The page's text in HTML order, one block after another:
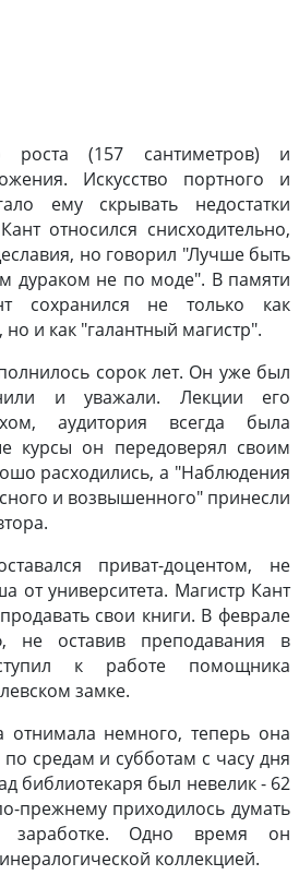
роста (157 сантиметров) и
Искусство портного и
ему скрывать недостатки
относился снисходительно,
но говорил "Лучше быть
дураком не по моде". В памяти
сохранился не только как
и как "галантный магистр".
сорок лет. Он уже был
и уважали. Лекции его
аудитория всегда была
курсы он передоверял своим
расходились, а "Наблюдения
и возвышенного" принесли
приват-доцентом, не
от университета. Магистр Кант
свои книги. В феврале
не оставив преподавания в
к работе помощника
замке.
отнимала немного, теперь она
средам и субботам с часу дня
библиотекаря был невелик - 62
прежнему приходилось думать
заработке. Одно время он
коллекцией.